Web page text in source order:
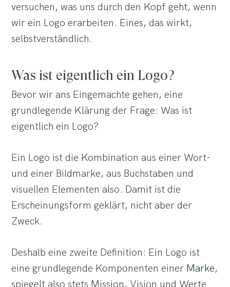
versuchen, was uns durch den Kopf geht, wenn
wir ein Logo erarbeiten. Eines, das wirkt,
selbstverständlich.
Was ist eigentlich ein Logo?
Bevor wir ans Eingemachte gehen, eine
grundlegende Klärung der Frage: Was ist
eigentlich ein Logo?
Ein Logo ist die Kombination aus einer Wort-
und einer Bildmarke, aus Buchstaben und
visuellen Elementen also. Damit ist die
Erscheinungsform geklärt, nicht aber der
Zweck.
Deshalb eine zweite Definition: Ein Logo ist
eine grundlegende Komponenten einer Marke,
spiegelt also stets Mission, Vision und Werte